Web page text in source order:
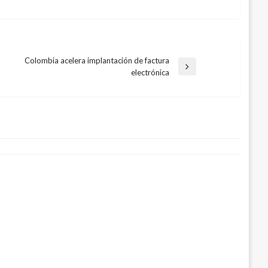
Colombia acelera implantación de factura
electrónica